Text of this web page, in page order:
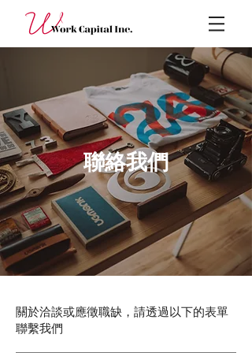
​聯絡我們
關於洽談或應徵職缺，請透過以下的表單
聯繫我們